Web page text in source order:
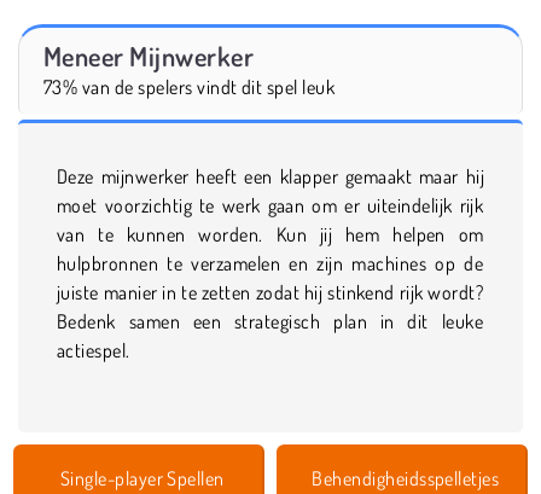
Meneer Mijnwerker
73% van de spelers vindt dit spel leuk
Deze mijnwerker heeft een klapper gemaakt maar hij
moet voorzichtig te werk gaan om er uiteindelijk rijk
van te kunnen worden. Kun jij hem helpen om
hulpbronnen te verzamelen en zijn machines op de
juiste manier in te zetten zodat hij stinkend rijk wordt?
Bedenk samen een strategisch plan in dit leuke
actiespel.
Single-player Spellen Behendigheidsspelletjes